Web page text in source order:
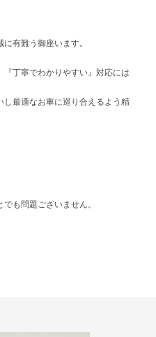
有難う御座います。
丁寧でわかりやすい』対応には
し最適なお車に巡り合えるよう精
も問題ございません。